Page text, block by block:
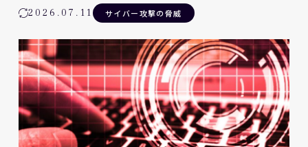
2026.07.11 サイバー攻撃の脅威